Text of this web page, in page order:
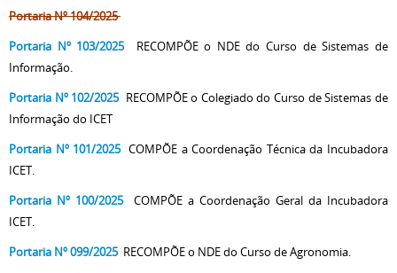
Portaria Nº 104/2025
Portaria Nº 103/2025
RECOMPÕEo NDE do Curso de Sistemas de
Informação.
Portaria Nº 102/2025 RECOMPÕE o Colegiado do Curso de Sistemas de
Informação do ICET
Portaria Nº 101/2025 COMPÕE a Coordenação Técnica da Incubadora
ICET.
Portaria Nº 100/2025
COMPÕE a Coordenação Geral da Incubadora
ICET.
Portaria Nº 099/2025 RECOMPÕE o NDE do Curso de Agronomia.